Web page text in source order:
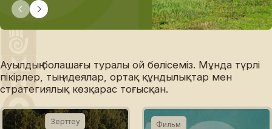
Ауылдың болашағы туралы ой бөлісеміз. Мұнда түрлі
пікірлер, тың идеялар, ортақ құндылықтар мен
стратегиялық көзқарас тоғысқан.
Зерттеу Фильм